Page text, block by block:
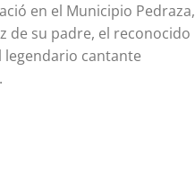
en el Municipio Pedraza,
de su padre, el reconocido
legendario cantante